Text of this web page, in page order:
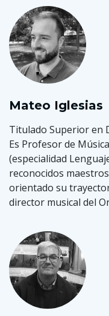
Mateo Iglesias
Titulado Superior en
Es Profesor de
(especialidad
reconocidos
orientado su
director musical del